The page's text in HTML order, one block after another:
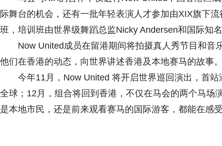
际舞台的机会，还有一批年轻表演人才参加由XIX旗下
班，培训班由世界级舞蹈总监Nicky Andersen和国际知
Now United成员在留港期间将拍摄真人秀节目和音
他们在香港的动态，向世界讲述香港及本地赛马的故事
今年11月，Now United 将开启世界巡回演出，首站
全球；12月，组合将回到香港，不仅在马会的两个马
是本地市民，还是前来观看赛马的国际游客，都能在感